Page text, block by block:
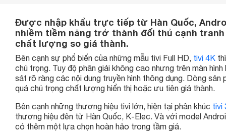
Được nhập khẩu trực tiếp từ Hàn Quốc,
nhiềm tiềm năng trở thành đối thủ cạnh
chất lượng so giá thành.
Bên cạnh sự phổ biến của những mẫu tivi Full HD, tivi 4K
chú trọng. Tuy độ phân giải không cao nhưng trên màn
sát rõ ràng các nội dung truyền hình thông dụng. Dòng
quá chú trọng chất lượng hiển thị hoặc ưu tiên giá thành.
Bên cạnh những thương hiệu tivi lớn, hiện tại phân khúc tivi
thương hiệu đên từ Hàn Quốc, K-Elec. Và với model
có thêm một lựa chọn hoàn hảo trong tầm giá.